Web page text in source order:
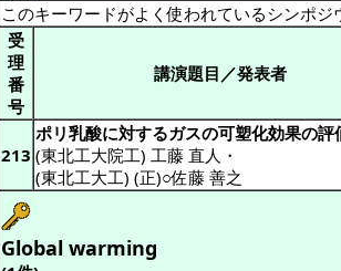
このキーワードがよく使われているシンポ
受
理
番
号
講演題目／発表者
213
ポリ乳酸に対するガスの可塑化効果の評
(東北工大院工) 工藤 直人 ・
(東北工大工) (正)○佐藤 善之
Global warming